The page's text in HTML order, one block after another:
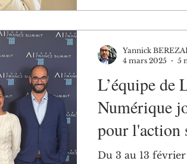
L’équipe de
Numérique
pour l'action
Du 3 au 13
Yannick
4 mars 2025
5